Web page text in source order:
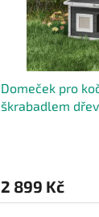
Domeček pro
škrabadlem
2 899 Kč